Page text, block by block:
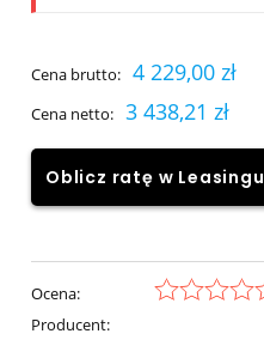
Cena brutto: 4 229,00 zł
Cena netto: 3 438,21 zł
Oblicz ratę w Leasingu
Ocena:
Producent: